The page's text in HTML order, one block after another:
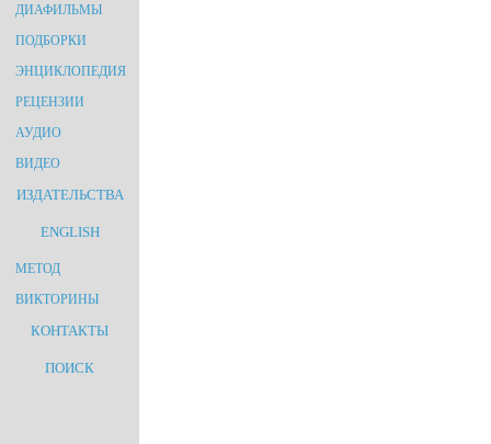
ДИАФИЛЬМЫ
ПОДБОРКИ
ЭНЦИКЛОПЕДИЯ
РЕЦЕНЗИИ
АУДИО
ВИДЕО
ИЗДАТЕЛЬСТВА
ENGLISH
МЕТОД
ВИКТОРИНЫ
КОНТАКТЫ
ПОИСК